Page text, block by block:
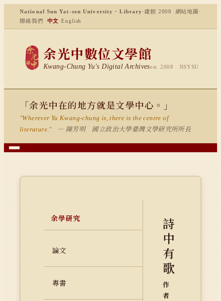
National Sun Yat-sen University · Library ·建館 2008 網站地圖 ·
聯絡我們
中文·English
余光中數位文學館
Kwang-Chung Yu's Digital Archivesest. 2008 · NSYSU
「余光中在的地方就是文學中心。」
"Wherever Yu Kwang-chung is, there is the centre of
literature."
— 陳芳明 國立政治大學臺灣文學研究所所長
余學研究
論文
專書
詩
中
有
歌
作
者